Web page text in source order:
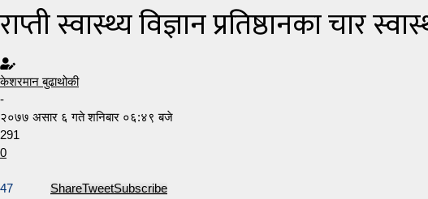
राप्ती स्वास्थ्य विज्ञान प्रतिष्ठानका चार
केशरमान बुढाथोकी
-
२०७७ असार ६ गते शनिबार ०६:४९ बजे
291
0
47
ShareTweetSubscribe